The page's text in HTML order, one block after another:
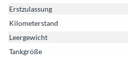
Erstzulassung
Kilometerstand
Leergewicht
Tankgröße